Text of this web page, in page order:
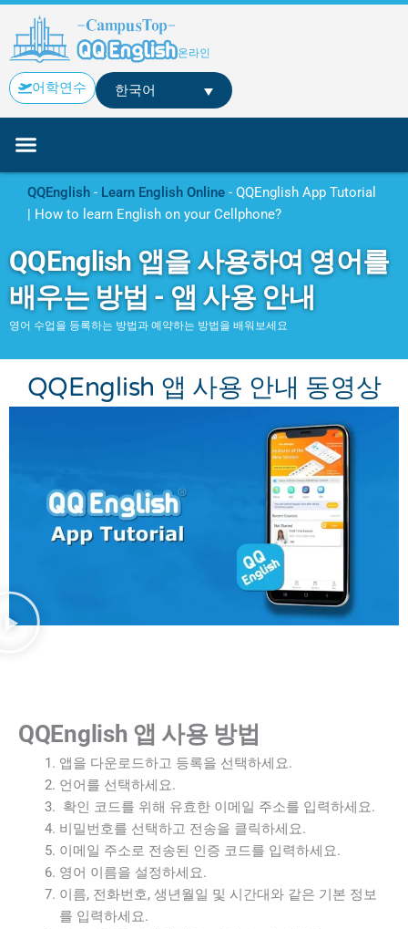
Skip
content
온라인
한국어
어학연수
QQEnglish - Learn English Online - QQEnglish App Tutorial
| How to learn English on your Cellphone?
QQEnglish 앱을 사용하여 영어를
배우는 방법 - 앱 사용 안내
영어 수업을 등록하는 방법과 예약하는 방법을 배워보세요
QQEnglish 앱 사용 안내 동영상
QQEnglish 앱 사용 방법
앱을 다운로드하고 등록을 선택하세요.
언어를 선택하세요.
확인 코드를 위해 유효한 이메일 주소를 입력하세요.
비밀번호를 선택하고 전송을 클릭하세요.
이메일 주소로 전송된 인증 코드를 입력하세요.
영어 이름을 설정하세요.
이름, 전화번호, 생년월일 및 시간대와 같은 기본 정보
를 입력하세요.